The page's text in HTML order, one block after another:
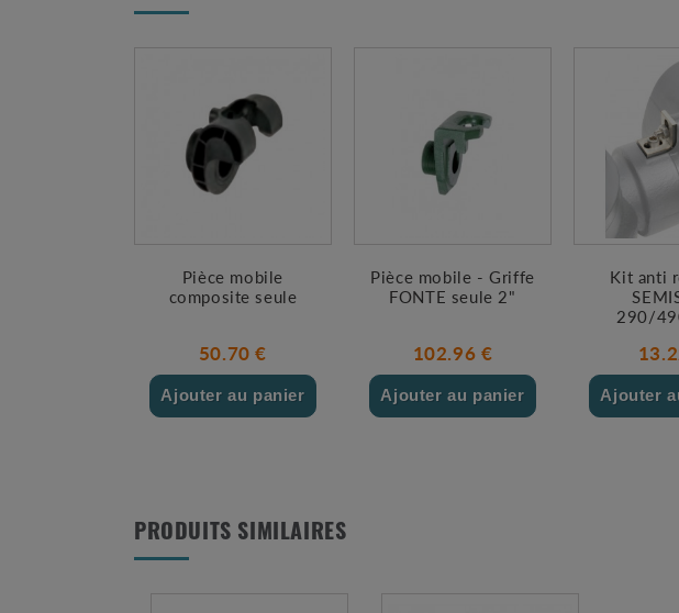
Pièce mobile
composite seule
50.70 €
Ajouter au panier
Pièce mobile - Griffe
FONTE seule 2"
102.96 €
Ajouter au panier
Kit anti
290/
Ajouter
PRODUITS SIMILAIRES